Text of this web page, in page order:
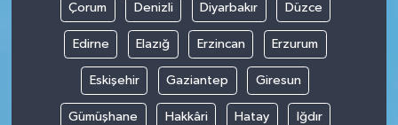
Çorum Denizli Diyarbakır Düzce
Edirne Elazığ Erzincan Erzurum
Eskişehir Gaziantep Giresun
Gümüşhane Hakkâri Hatay Iğdır